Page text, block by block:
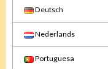
Deutsch
Nederlands
Portuguesa